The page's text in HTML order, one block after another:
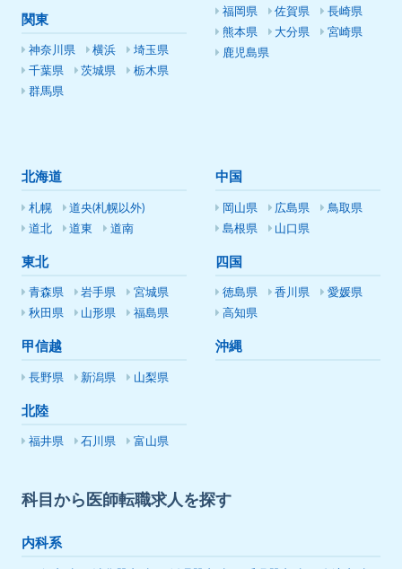
関東
神奈川県 横浜
埼玉県
千葉県
茨城県
栃木県
群馬県
福岡県 佐賀県
長崎県
熊本県
大分県
宮崎県
鹿児島県
北海道
札幌
道央(札幌以外)
道北
道東 道南
東北
青森県 岩手県
宮城県
秋田県
山形県 福島県
甲信越
長野県 新潟県 山梨県
北陸
福井県 石川県 富山県
中国
岡山県 広島県
鳥取県
島根県
山口県
四国
徳島県 香川県
愛媛県
高知県
沖縄
科目から医師転職求人を探す
内科系